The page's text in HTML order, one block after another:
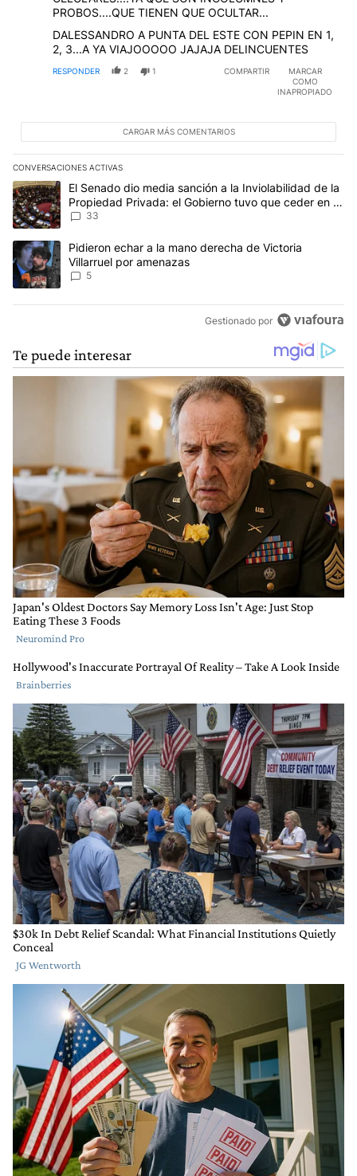
PROBOS....QUE TIENEN QUE OCULTAR...
DALESSANDRO A PUNTA DEL ESTE CON PEPIN EN 1,
2, 3...A YA VIAJOOOOO JAJAJA DELINCUENTES
RESPONDER 2 1 COMPARTIR
MARCAR
COMO
INAPROPIADO
CARGAR MÁS COMENTARIOS
CONVERSACIONES ACTIVAS
Este listado muestra los artículos con más comentarios en los
Un artículo de tendencia con el título "El Senado dio media
El Senado dio media sanción a la Inviolabilidad de la
Propiedad Privada: el Gobierno tuvo que ceder en la
Ley del Manejo del Fuego
33
Un artículo de tendencia con el título "Pidieron echar a la mano
Pidieron echar a la mano derecha de Victoria
Villarruel por amenazas
5
Gestionado por